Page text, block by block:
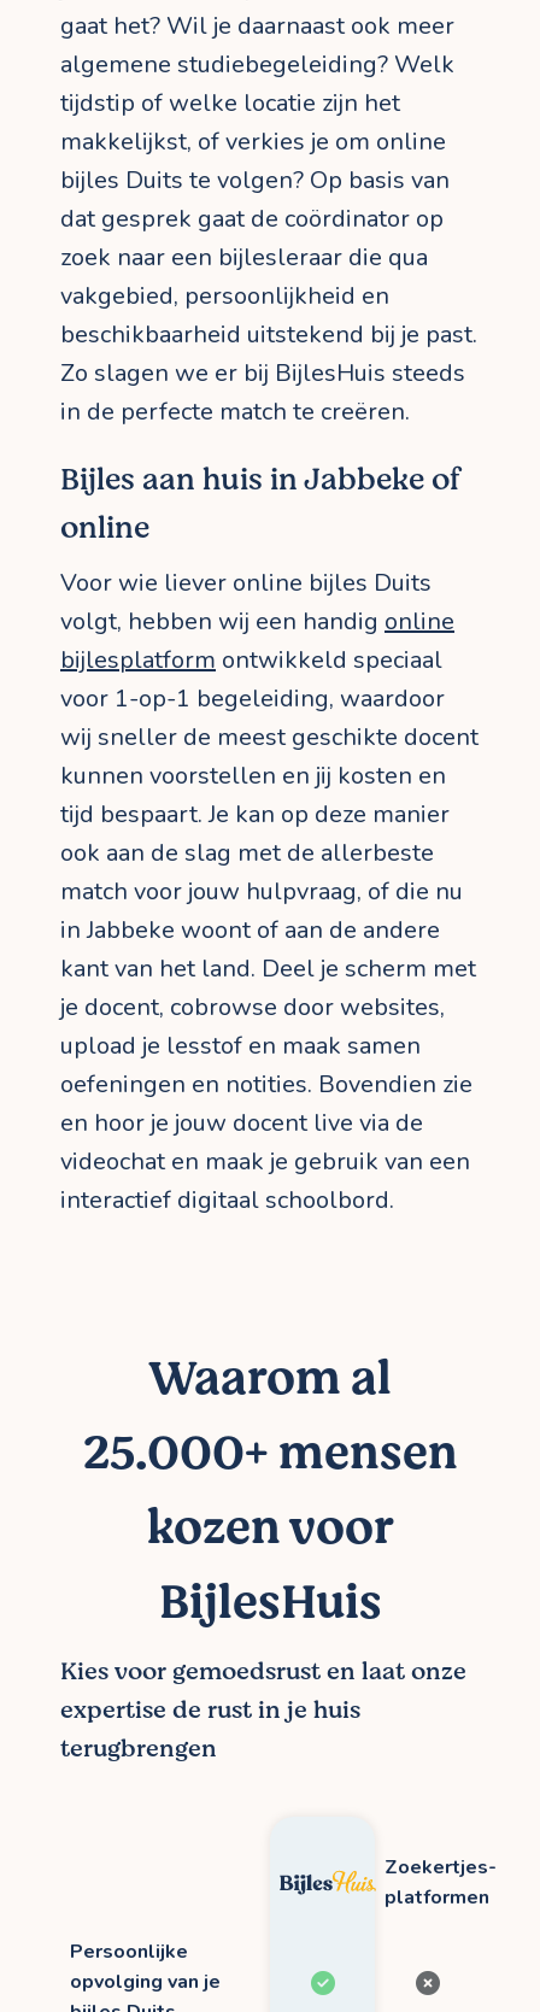
gaat het? Wil je daarnaast ook meer
algemene studiebegeleiding? Welk
tijdstip of welke locatie zijn het
makkelijkst, of verkies je om online
bijles Duits te volgen? Op basis van
dat gesprek gaat de coördinator op
zoek naar een bijlesleraar die qua
vakgebied, persoonlijkheid en
beschikbaarheid uitstekend bij je past.
Zo slagen we er bij BijlesHuis steeds
in de perfecte match te creëren.
Bijles aan huis in Jabbeke of
online
Voor wie liever online bijles Duits
volgt, hebben wij een handig online
bijlesplatform ontwikkeld speciaal
voor 1-op-1 begeleiding, waardoor
wij sneller de meest geschikte docent
kunnen voorstellen en jij kosten en
tijd bespaart. Je kan op deze manier
ook aan de slag met de allerbeste
match voor jouw hulpvraag, of die nu
in Jabbeke woont of aan de andere
kant van het land. Deel je scherm met
je docent, cobrowse door websites,
upload je lesstof en maak samen
oefeningen en notities. Bovendien zie
en hoor je jouw docent live via de
videochat en maak je gebruik van een
interactief digitaal schoolbord.
Waarom al
25.000+ mensen
kozen voor
BijlesHuis
Kies voor gemoedsrust en laat onze
expertise de rust in je huis
terugbrengen
Zoekertjes-
platformen
Persoonlijke
opvolging van je